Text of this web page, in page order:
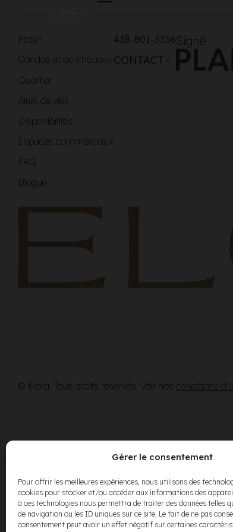
Gérer le consentement
Pour offrir les meilleures expériences, nous utilisons des
cookies pour stocker et/ou accéder aux informations des
à ces technologies nous permettra de traiter des données telles
de navigation ou les ID uniques sur ce site. Le fait de ne pas
consentement peut avoir un effet négatif sur certaines
MENU
Projet
Condos et penthouses
Quartier
Aires de vies
Disponibilités
Espaces commerciaux
FAQ
Blogue
438-801-3356
CONTACT
Signé
© Elora. Tous droits réservés. Voir nos conditions